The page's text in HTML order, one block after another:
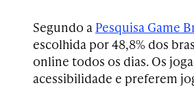
Segundo a Pesquisa Game
escolhida por 48,8% dos
online todos os dias. Os
acessibilidade e preferem